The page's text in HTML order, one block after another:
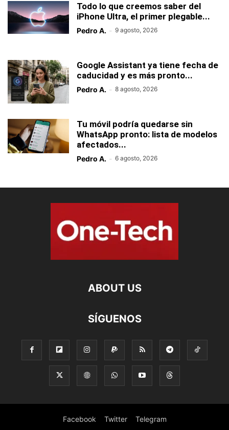
Todo lo que creemos saber del
iPhone Ultra, el primer plegable...
Pedro A. - 9 agosto, 2026
Google Assistant ya tiene fecha de
caducidad y es más pronto...
Pedro A. - 8 agosto, 2026
Tu móvil podría quedarse sin
WhatsApp pronto: lista de modelos
afectados...
Pedro A. - 6 agosto, 2026
ABOUT US
SÍGUENOS
Facebook Twitter Telegram